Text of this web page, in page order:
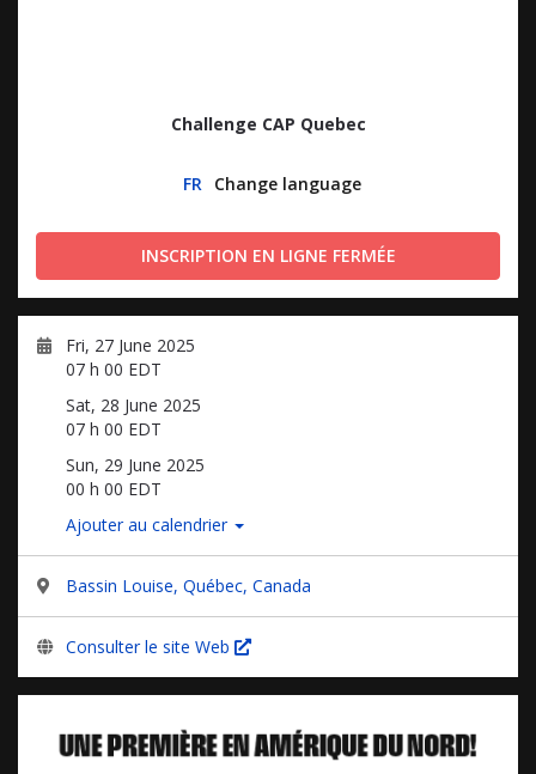
Challenge CAP Quebec
FR Change language
INSCRIPTION EN LIGNE FERMÉE
Fri, 27 June 2025
07 h 00 EDT
Sat, 28 June 2025
07 h 00 EDT
Sun, 29 June 2025
00 h 00 EDT
Ajouter au calendrier
Bassin Louise, Québec, Canada
Consulter le site Web